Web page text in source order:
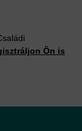
Ön is